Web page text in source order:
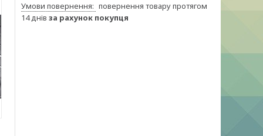
повернення товару протягом
14 днів за рахунок покупця